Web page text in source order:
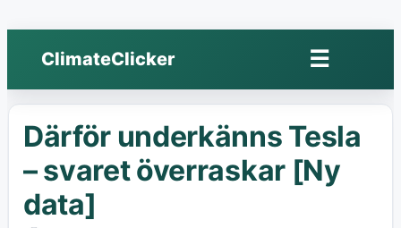
ClimateClicker ☰Öppna
meny
Därför underkänns Tesla
– svaret överraskar [Ny
data]